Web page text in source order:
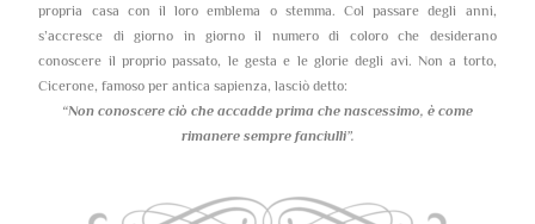
propria casa con il loro emblema o stemma. Col passare degli anni,
s’accresce di giorno in giorno il numero di coloro che desiderano
conoscere il proprio passato, le gesta e le glorie degli avi. Non a torto,
Cicerone, famoso per antica sapienza, lasciò detto:
“Non conoscere ciò che accadde prima che nascessimo, è come
rimanere sempre fanciulli”.